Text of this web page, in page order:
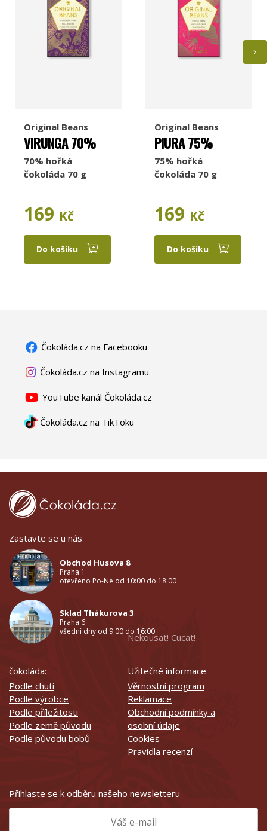
Original Beans
VIRUNGA 70%
70% hořká
čokoláda 70 g
169 Kč
Do košíku
Original Beans
PIURA 75%
75% hořká
čokoláda 70 g
169 Kč
Do košíku
Čokoláda.cz na Facebooku
Čokoláda.cz na Instagramu
YouTube kanál Čokoláda.cz
Čokoláda.cz na TikToku
Zastavte se u nás
Obchod Husova 8
Praha 1
otevřeno Po-Ne od 10:00 do 18:00
Sklad Thákurova 3
Praha 6
všední dny od 9:00 do 16:00
čokoláda:
Podle chuti
Podle výrobce
Podle příležitosti
Podle země původu
Podle původu bobů
Nekousat! Cucat!
Užitečné informace
Věrnostní program
Reklamace
Obchodní podmínky a
osobní údaje
Cookies
Pravidla recenzí
Přihlaste se k odběru našeho newsletteru